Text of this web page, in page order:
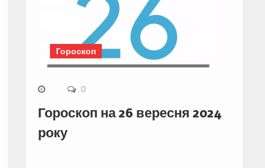
Гороскоп
0
Гороскоп на 26 вересня 2024
року